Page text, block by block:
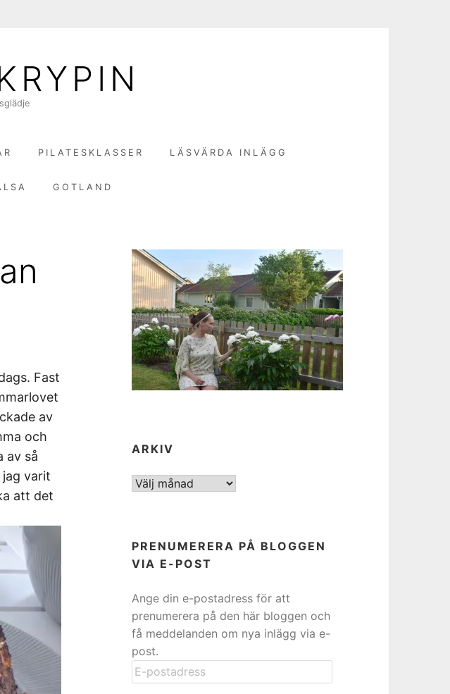
PILATESKLASSER LÄSVÄRDA INLÄGG
GOTLAND
Fast
av
och
av så
varit
att det
ARKIV
ARKIV
PRENUMERERA PÅ BLOGGEN
VIA E-POST
Ange din e-postadress för att
prenumerera på den här bloggen och
få meddelanden om nya inlägg via e-
post.
E-
postadress